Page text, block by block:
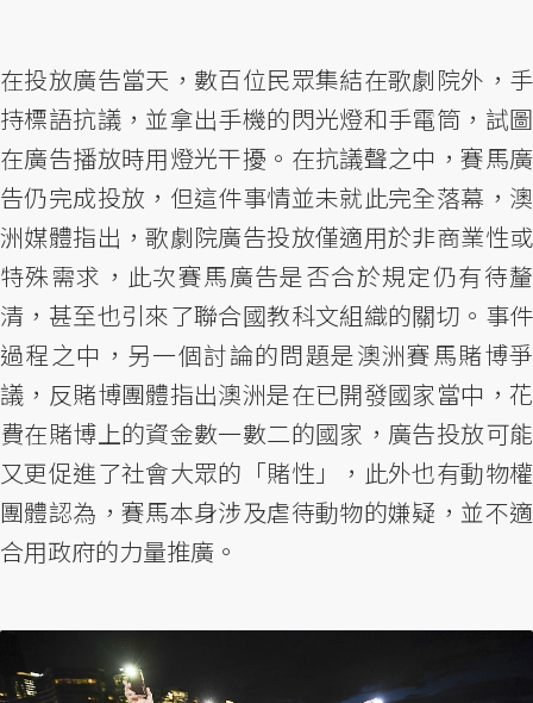
在投放廣告當天，數百位民眾集結在歌劇院外，手
持標語抗議，並拿出手機的閃光燈和手電筒，試圖
在廣告播放時用燈光干擾。在抗議聲之中，賽馬廣
告仍完成投放，但這件事情並未就此完全落幕，澳
洲媒體指出，歌劇院廣告投放僅適用於非商業性或
特殊需求，此次賽馬廣告是否合於規定仍有待釐
清，甚至也引來了聯合國教科文組織的關切。事件
過程之中，另一個討論的問題是澳洲賽馬賭博爭
議，反賭博團體指出澳洲是在已開發國家當中，花
費在賭博上的資金數一數二的國家，廣告投放可能
又更促進了社會大眾的「賭性」，此外也有動物權
團體認為，賽馬本身涉及虐待動物的嫌疑，並不適
合用政府的力量推廣。